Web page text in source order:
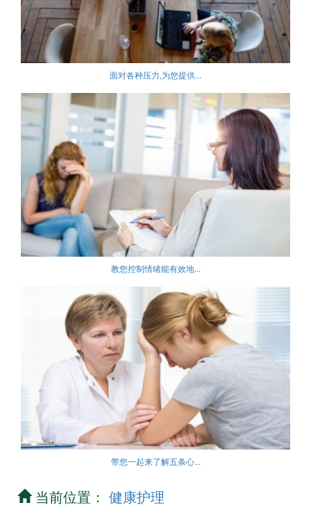
面对各种压力,为您提供...
教您控制情绪能有效地...
带您一起来了解五条心...
当前位置： 健康护理